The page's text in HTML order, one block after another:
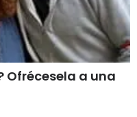
Ofrécesela a una